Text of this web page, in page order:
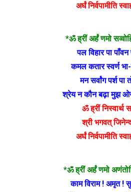
अर्घं निर्वपामीति
*ॐ ह्रीं अर्हं णमो
पल विहार पा पाँवन
कमल कतार स्वर्ण
मन सर्वांग पर्श पा
श्रेय न कौन बढ़ा मुझ
ॐ ह्रीं निस्वार्थ
श्री भगवत्
अर्घं निर्वपामीति
*ॐ ह्रीं अर्हं णमो
काम विराम ! अमृत !